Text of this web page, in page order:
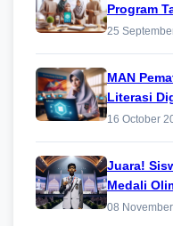
Program
25
MAN
Literasi
16 October
Juara!
Medali
08